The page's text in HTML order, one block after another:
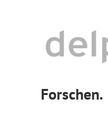
primary
navigation
main
content
footer
Forschen.